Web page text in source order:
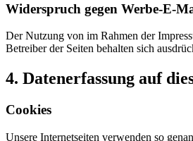
Widerspruch gegen Werbe-E-
Der Nutzung von im Rahmen der
Betreiber der Seiten behalten sich
4. Datenerfassung auf
Cookies
Unsere Internetseiten verwenden so